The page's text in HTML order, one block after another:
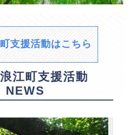
支援活動はこちら
江町支援活動
NEWS